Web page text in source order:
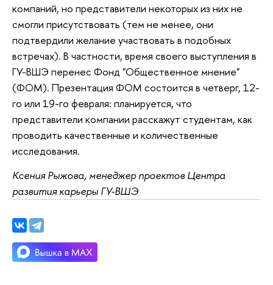
компаний, но представители некоторых из них не
смогли присутствовать (тем не менее, они
подтвердили желание участвовать в подобных
встречах). В частности, время своего выступления в
ГУ-ВШЭ перенес Фонд "Общественное мнение"
(ФОМ). Презентация ФОМ состоится в четверг, 12-
го или 19-го февраля: планируется, что
представители компании расскажут студентам, как
проводить качественные и количественные
исследования.
Ксения Рыжова, менеджер проектов Центра
развития карьеры ГУ-ВШЭ